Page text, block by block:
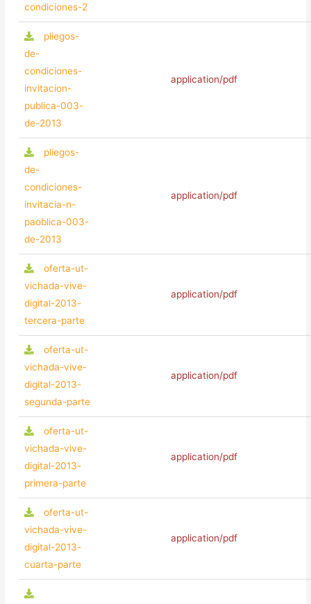
condiciones-2
pliegos-
de-
condiciones-
invitacion-
publica-003-
de-2013
application/pdf
pliegos-
de-
condiciones-
invitacia-n-
paoblica-003-
de-2013
application/pdf
oferta-ut-
vichada-vive-
digital-2013-
tercera-parte
application/pdf
oferta-ut-
vichada-vive-
digital-2013-
segunda-parte
application/pdf
oferta-ut-
vichada-vive-
digital-2013-
primera-parte
application/pdf
oferta-ut-
vichada-vive-
digital-2013-
cuarta-parte
application/pdf